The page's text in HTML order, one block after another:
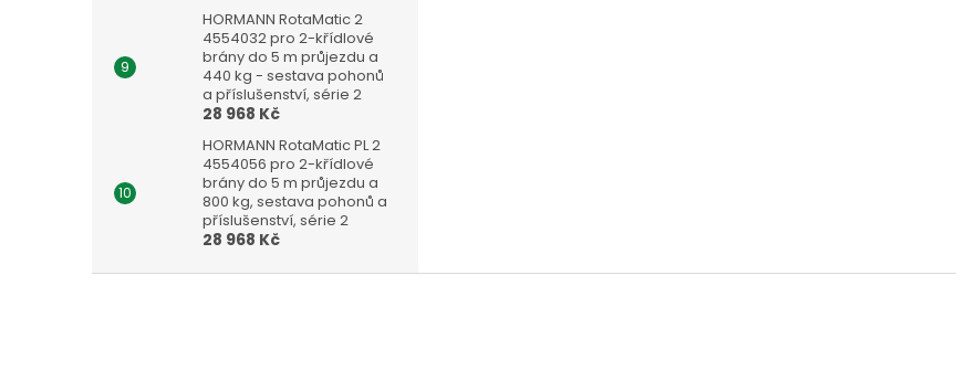
HORMANN RotaMatic 2
4554032 pro 2-křídlové
brány do 5 m průjezdu a
440 kg - sestava pohonů
a příslušenství, série 2
28 968 Kč
HORMANN RotaMatic PL 2
4554056 pro 2-křídlové
brány do 5 m průjezdu a
800 kg, sestava pohonů a
příslušenství, série 2
28 968 Kč